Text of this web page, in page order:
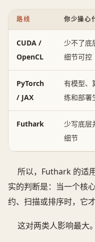
路线 你少操心
CUDA /
OpenCL
少不了底
细节可控
PyTorch
/ JAX
有模型、
练和部署
Futhark
少写底层
细节
所以，Futhark 的适
实的判断是：当一个核
约、扫描或排序时，它
这对两类人影响最大。